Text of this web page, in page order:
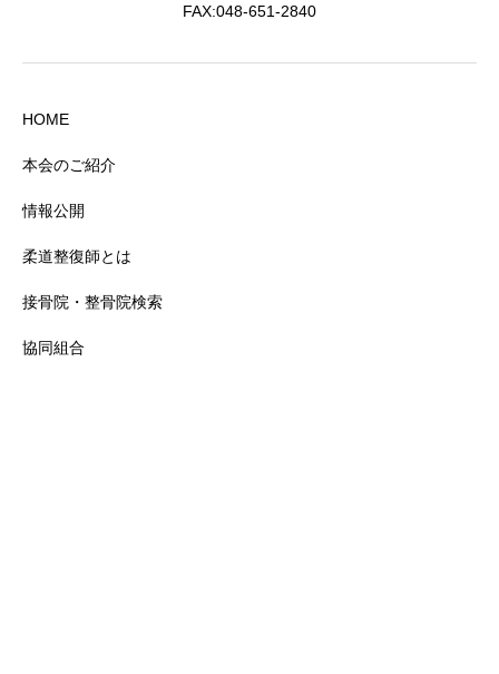
FAX:048-651-2840
HOME
本会のご紹介
情報公開
柔道整復師とは
接骨院・整骨院検索
協同組合